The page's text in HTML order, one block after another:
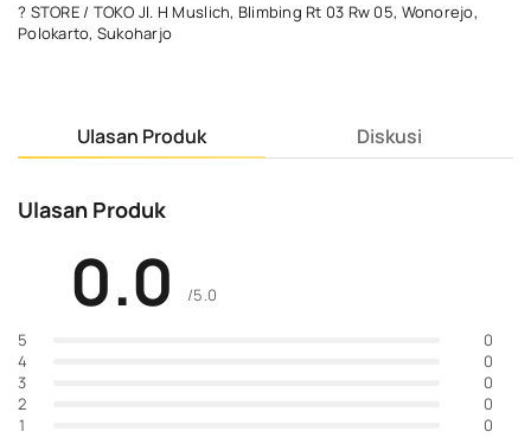
? STORE / TOKO Jl. H Muslich, Blimbing Rt 03 Rw 05, Wonorejo,
Polokarto, Sukoharjo
Ulasan Produk Diskusi
Ulasan Produk
0.0 /5.0
5
0
4
0
3
0
2
0
1
0